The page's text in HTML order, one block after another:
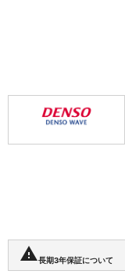
warning 長期3年保証について